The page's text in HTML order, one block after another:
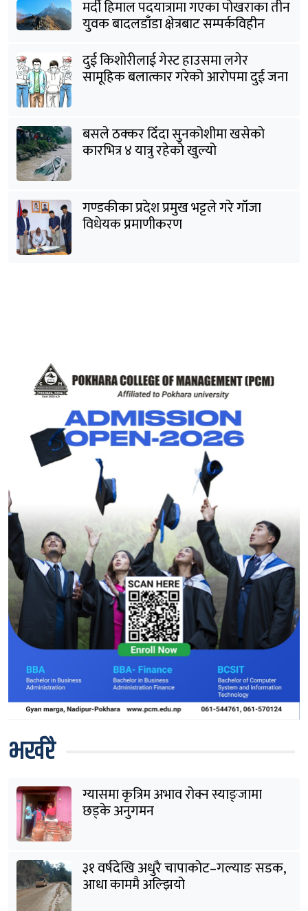
मर्दी हिमाल पदयात्रामा गएका पोखराका तीन
युवक बादलडाँडा क्षेत्रबाट सम्पर्कविहीन
दुई किशोरीलाई गेस्ट हाउसमा लगेर
सामूहिक बलात्कार गरेको आरोपमा दुई जना
बसले ठक्कर दिँदा सुनकोशीमा खसेकाे
कारभित्र ४ यात्रु रहेको खुल्यो
गण्डकीका प्रदेश प्रमुख भट्टले गरे गाँजा
विधेयक प्रमाणीकरण
भर्खरै
ग्यासमा कृत्रिम अभाव रोक्न स्याङ्जामा
छड्के अनुगमन
३१ वर्षदेखि अधुरै चापाकोट–गल्याङ सडक,
आधा काममै अल्झियो